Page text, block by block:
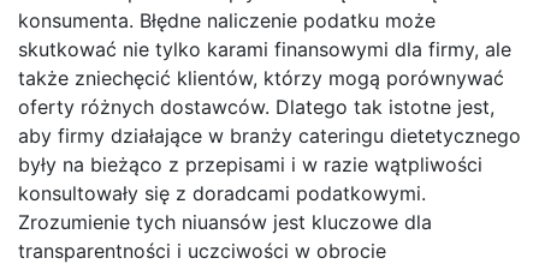
konsumenta. Błędne naliczenie podatku może
skutkować nie tylko karami finansowymi dla firmy, ale
także zniechęcić klientów, którzy mogą porównywać
oferty różnych dostawców. Dlatego tak istotne jest,
aby firmy działające w branży cateringu dietetycznego
były na bieżąco z przepisami i w razie wątpliwości
konsultowały się z doradcami podatkowymi.
Zrozumienie tych niuansów jest kluczowe dla
transparentności i uczciwości w obrocie